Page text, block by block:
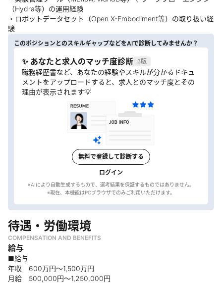
（Hydra等）の運用経験
・ロボットデータセット（Open X-Embodiment等）の取り扱い経
験
このポジションとのスキルギャップなどをAIで診断してみませんか？
✨ あなたと求人のマッチ度診断 β版
職務経歴書など、あなたの経験やスキルが分かるドキュ
メントをアップロードすると、求人とのマッチ度とその
理由が表示されます💡
無料で登録して診断する
ログイン
※AIにより自動生成するもので、選考結果を保証するものではありません。
待遇・労働環境
COMPENSATION AND BENEFITS
給与
■給与
年収 600万円〜1,500万円
月給 500,000円～1,250,000円